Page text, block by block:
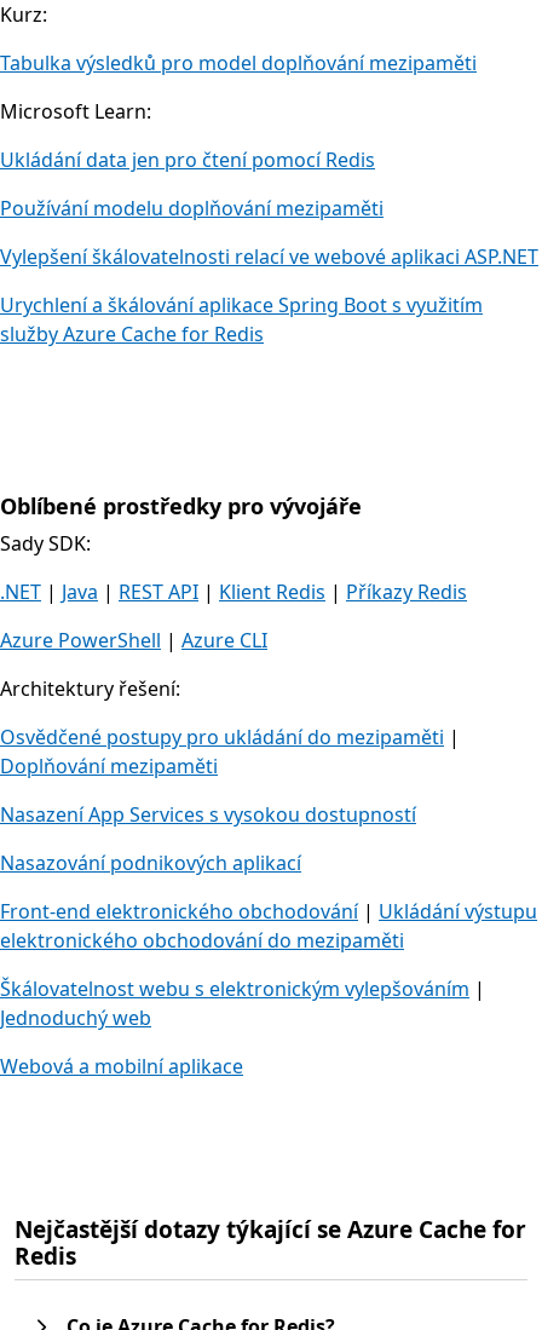
Kurz:
Tabulka výsledků pro model doplňování mezipaměti
Microsoft Learn:
Ukládání data jen pro čtení pomocí Redis
Používání modelu doplňování mezipaměti
Vylepšení škálovatelnosti relací ve webové aplikaci ASP.NET
Urychlení a škálování aplikace Spring Boot s využitím
služby Azure Cache for Redis
Oblíbené prostředky pro vývojáře
Sady SDK:
.NET | Java | REST API | Klient Redis | Příkazy Redis
Azure PowerShell | Azure CLI
Architektury řešení:
Osvědčené postupy pro ukládání do mezipaměti |
Doplňování mezipaměti
Nasazení App Services s vysokou dostupností
Nasazování podnikových aplikací
Front-end elektronického obchodování| Ukládání výstupu
elektronického obchodování do mezipaměti
Škálovatelnost webu s elektronickým vylepšováním |
Jednoduchý web
Webová a mobilní aplikace
Nejčastější dotazy týkající se Azure Cache for
Redis